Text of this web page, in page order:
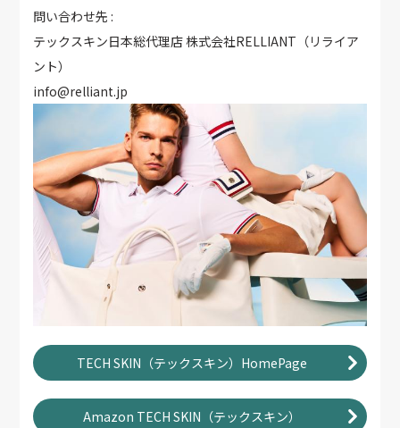
問い合わせ先 :
テックスキン日本総代理店 株式会社RELLIANT（リライア
ント）
info@relliant.jp
TECH SKIN（テックスキン）HomePage
Amazon TECH SKIN（テックスキン）